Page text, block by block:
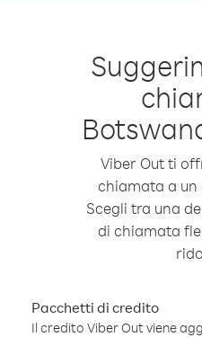
Viber Out ti
chiamata a un
Scegli tra una
di chiamata
Pacchetti di credito
Il credito Viber Out viene